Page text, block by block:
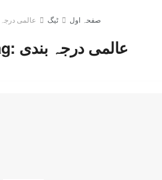
صفحہ اول ٹیگ عالمی
عالمی درجہ بندی